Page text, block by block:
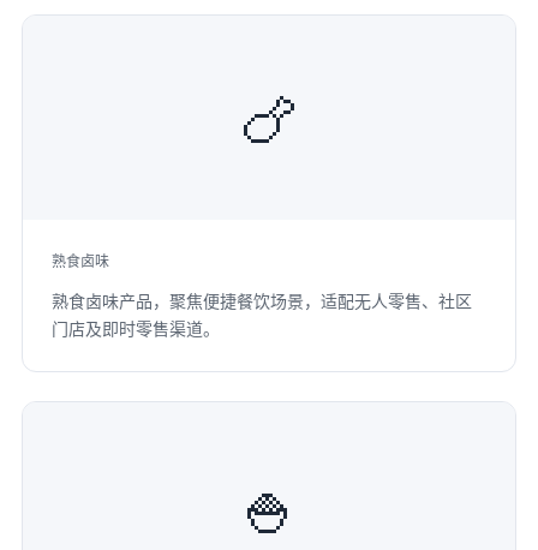
🍗
熟食卤味
熟食卤味产品，聚焦便捷餐饮场景，适配无人零售、社区
门店及即时零售渠道。
🍚